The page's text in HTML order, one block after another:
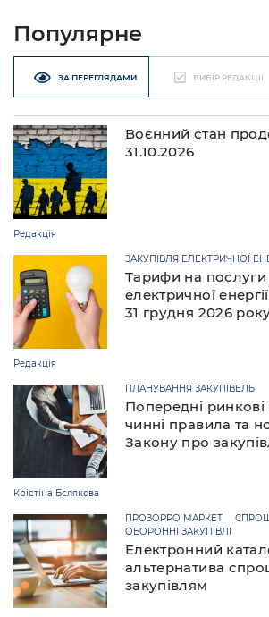
Популярне
ЗА ПЕРЕГЛЯДАМИ ВИБІР РЕДАКЦІЇ
Воєнний стан
31.10.2026
Редакція
Тарифи на послуги
електричної
31 грудня 2026
ЗАКУПІВЛЯ ЕЛЕКТРИЧНОЇ
Редакція
Попередні ринкові
чинні правила та
Закону про
ПЛАНУВАННЯ ЗАКУПІВЕЛЬ
Крістіна Бєлякова
Електронний
альтернатива
закупівлям
ПРОЗОРРО МАРКЕТ
ОБОРОННІ ЗАКУПІВЛІ